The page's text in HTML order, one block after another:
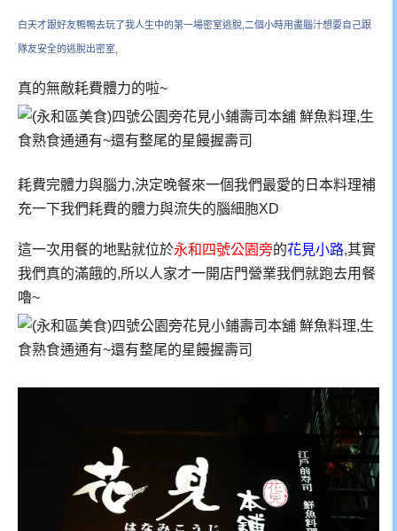
白天才跟好友鴨鴨去玩了我人生中的第一場密室逃脫,二個小時用盡腦汁想要自己跟
隊友安全的逃脫出密室,
真的無敵耗費體力的啦~
耗費完體力與腦力,決定晚餐來一個我們最愛的日本料理補
充一下我們耗費的體力與流失的腦細胞XD
這一次用餐的地點就位於永和四號公園旁的花見小路,其實
我們真的滿餓的,所以人家才一開店門營業我們就跑去用餐
嚕~